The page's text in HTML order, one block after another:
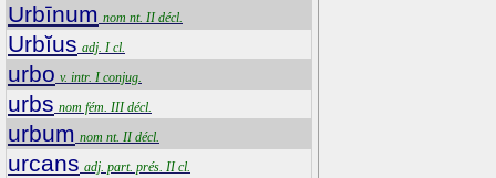
Urbīnum nom nt. II décl.
Urbĭus adj. I cl.
urbo v. intr. I conjug.
urbs nom fém. III décl.
urbum nom nt. II décl.
urcans adj. part. prés. II cl.